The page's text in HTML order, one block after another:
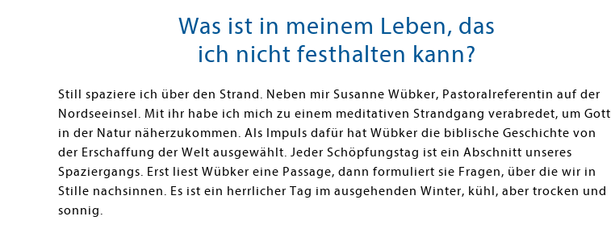
Was ist in meinem Leben, das
ich nicht festhalten kann?
Still spaziere ich über den Strand. Neben mir Susanne Wübker, Pastoralreferentin auf der
Nordseeinsel. Mit ihr habe ich mich zu einem meditativen Strandgang verabredet, um Gott
in der Natur näherzukommen. Als Impuls dafür hat Wübker die biblische Geschichte von
der Erschaffung der Welt ausgewählt. Jeder Schöpfungstag ist ein Abschnitt unseres
Spaziergangs. Erst liest Wübker eine Passage, dann formuliert sie Fragen, über die wir in
Stille nachsinnen. Es ist ein herrlicher Tag im ausgehenden Winter, kühl, aber trocken und
sonnig.